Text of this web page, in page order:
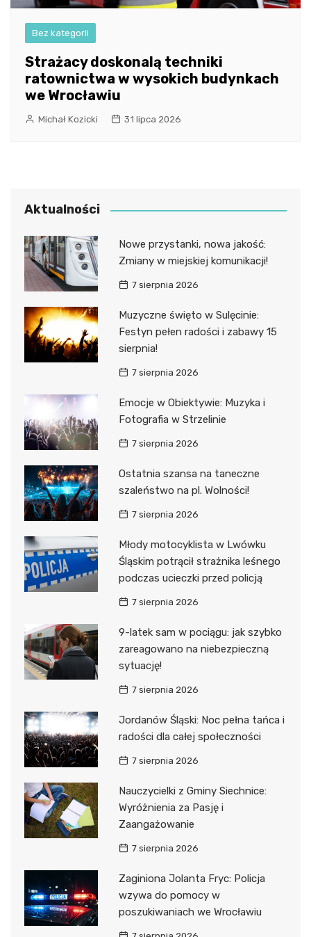
Bez kategorii
Strażacy doskonalą techniki
ratownictwa w wysokich budynkach
we Wrocławiu
Michał Kozicki 31 lipca 2026
Aktualności
Nowe przystanki, nowa jakość:
Zmiany w miejskiej komunikacji!
7 sierpnia 2026
Muzyczne święto w Sulęcinie:
Festyn pełen radości i zabawy 15
sierpnia!
7 sierpnia 2026
Emocje w Obiektywie: Muzyka i
Fotografia w Strzelinie
7 sierpnia 2026
Ostatnia szansa na taneczne
szaleństwo na pl. Wolności!
7 sierpnia 2026
Młody motocyklista w Lwówku
Śląskim potrącił strażnika leśnego
podczas ucieczki przed policją
7 sierpnia 2026
9-latek sam w pociągu: jak szybko
zareagowano na niebezpieczną
sytuację!
7 sierpnia 2026
Jordanów Śląski: Noc pełna tańca i
radości dla całej społeczności
7 sierpnia 2026
Nauczycielki z Gminy Siechnice:
Wyróżnienia za Pasję i
Zaangażowanie
7 sierpnia 2026
Zaginiona Jolanta Fryc: Policja
wzywa do pomocy w
poszukiwaniach we Wrocławiu